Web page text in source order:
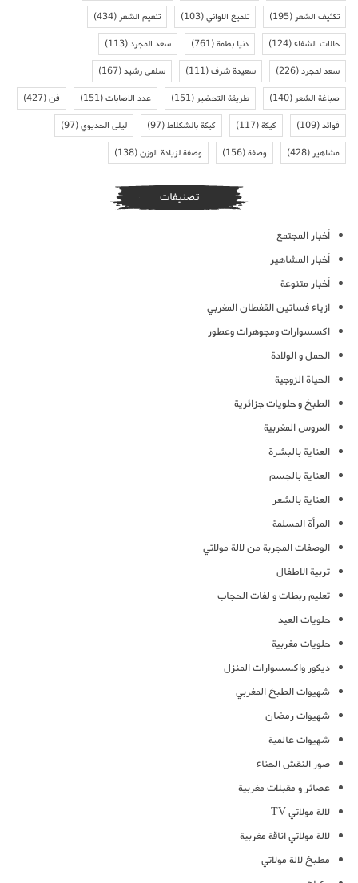
تكثيف الشعر(195) تلميع الاواني(103) تنعيم الشعر(434)
حالات الشفاء(124) دنيا بطمة(761) سعد المجرد(113)
سعد لمجرد(226) سعيدة شرف(111) سلمى رشيد(167)
صباغة الشعر(140) طريقة التحضير(151) عدد الاصابات(151) فن(427)
فوائد(109) كيكة(117) كيكة بالشكلاط(97) ليلى الحديوي(97)
مشاهير(428) وصفة(156) وصفة لزيادة الوزن(138)
تصنيفات
أخبار المجتمع
أخبار المشاهير
أخبار متنوعة
ازياء فساتين القفطان المغربي
اكسسوارات ومجوهرات وعطور
الحمل و الولادة
الحياة الزوجية
الطبخ و حلويات جزائرية
العروس المغربية
العناية بالبشرة
العناية بالجسم
العناية بالشعر
المرأة المسلمة
الوصفات المجربة من لالة مولاتي
تربية الاطفال
تعليم ربطات و لفات الحجاب
حلويات العيد
حلويات مغربية
ديكور واكسسوارات المنزل
شهيوات الطبخ المغربي
شهيوات رمضان
شهيوات عالمية
صور النقش الحناء
عصائر و مقبلات مغربية
لالة مولاتي TV
لالة مولاتي اناقة مغربية
مطبخ لالة مولاتي